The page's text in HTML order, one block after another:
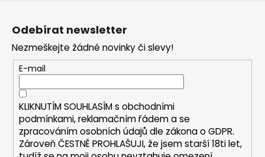
j
í
t
?
HLEDAT
Odebírat newsletter
Nezmeškejte žádné novinky či slevy!
E-mail
KLIKNUTÍM SOUHLASÍM s obchodními
podmínkami,reklamačním řádem a se
zpracováním osobních údajů dle zákona oGDPR.
Zároveň ČESTNĚ PROHLAŠUJI, že jsem starší 18ti let,